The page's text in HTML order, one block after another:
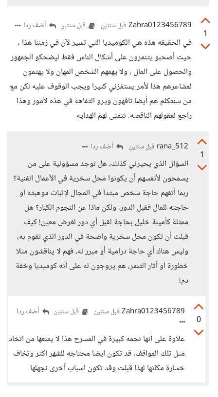
1
Zahra0123456789 قبل سنتين قبل سنتين أضف ردا
في الحقيقه هذه هي الكوميديا التي تسير لآن في زمننا هذا ،
حيت أصحبو يتنمرون على أشكال الناس فقط ليضحكو الجمهور
والحصول على المال ، ولا يهمهم الشخص المهان ولا يهتمون
لمشاعرهم هذا لأمر يستفزني كثيرا ويجب الوقوف عليه لكن مع
من سنتكلم هم أيضا تافهون ويرو التفاهه في هذه لأمور وهذا
راجع لعقولهم الناقصه. نتمنى لهم الهدايه
1
rana_512 قبل سنتين أضف ردا
السؤال الذي يحيرني كذلك، هل توجد مسؤولية على من
يسمحون لأنفسهم أن يكونوا محل سخرية في الأعمال الفنية؟
ربما أتفهم حاجة شخص مبتدأ في المجال لإثبات موهبته أو
حاجته للمال فقبل الدور، ولكن ماذا عن النجوم الكبار؟ هل
ممثلة كأمينة خليل بحاجة لقبل أي دور لغرض معين! كيف
قبلت أن تكون محل سخرية واضحة في الدور الذي تقوم به،
وليس هناك أي حاجة درامية أو مبرر له، فهم لا يناقشون مثلا
خطورة أو آثار التنمر، هم يروجون له على أنه كوميديا وخفة
دم!
0
Zahra0123456789 قبل سنتين قبل سنتين أضف ردا
علاوة على أنها نجمه كبيرة في المسرح هذا لا يمنعها من اتخاد
مثل تلك المواقف، قد تكون ايضا محتاجه للشهر اكتر وتخاف
خسارة مكانها لهذا قبلت وقد تكون اسباب آخرى نجهلها